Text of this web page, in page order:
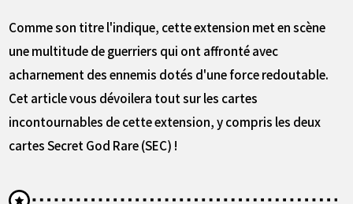
Comme son titre l'indique, cette extension met en scène
une multitude de guerriers qui ont affronté avec
acharnement des ennemis dotés d'une force redoutable.
Cet article vous dévoilera tout sur les cartes
incontournables de cette extension, y compris les deux
cartes Secret God Rare (SEC) !